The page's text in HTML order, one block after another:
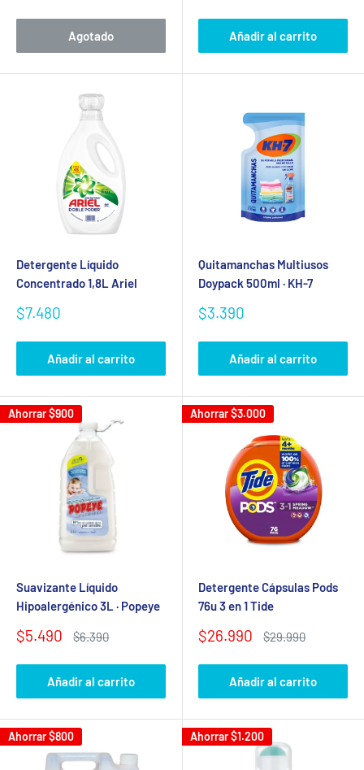
venta
Agotado
venta
Añadir al carrito
Detergente Líquido
Concentrado 1,8L Ariel
Precio
venta
$7.480
Añadir al carrito
Quitamanchas Multiusos
Doypack 500ml · KH-7
Precio
venta
$3.390
Añadir al carrito
Ahorrar$900
Suavizante Líquido
Hipoalergénico 3L · Popeye
Precio
venta
$5.490
Precio
$6.390
Añadir al carrito
Ahorrar$3.000
Detergente Cápsulas Pods
76u 3 en 1 Tide
Precio
venta
$26.990
Precio
$29.990
Añadir al carrito
Ahorrar$800 Ahorrar$1.200